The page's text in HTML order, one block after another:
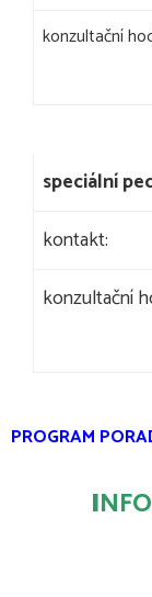
konzultační
speciální
kontakt:
konzultační
PROGRAM
I